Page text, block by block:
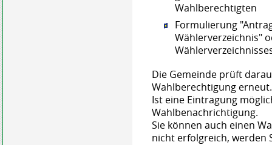
Wahlberechtigten
Formulierung
Wählerverzeichnis"
Die Gemeinde prüft
Wahlberechtigung erneut.
Ist eine Eintragung
Wahlbenachrichtigung.
Sie können auch einen
nicht erfolgreich, werden